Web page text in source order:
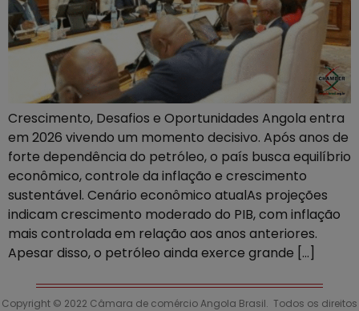
Crescimento, Desafios e Oportunidades Angola entra
em 2026 vivendo um momento decisivo. Após anos de
forte dependência do petróleo, o país busca equilíbrio
econômico, controle da inflação e crescimento
sustentável. Cenário econômico atualAs projeções
indicam crescimento moderado do PIB, com inflação
mais controlada em relação aos anos anteriores.
Apesar disso, o petróleo ainda exerce grande […]
Copyright © 2022 Câmara de comércio Angola Brasil. Todos os direitos